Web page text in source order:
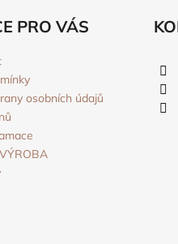
PRO VÁS
osobních údajů